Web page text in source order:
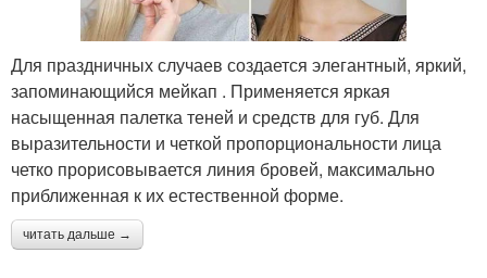
Для праздничных случаев создается элегантный, яркий,
запоминающийся мейкап . Применяется яркая
насыщенная палетка теней и средств для губ. Для
выразительности и четкой пропорциональности лица
четко прорисовывается линия бровей, максимально
приближенная к их естественной форме.
читать дальше →